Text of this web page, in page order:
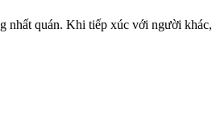
quán. Khi tiếp xúc với người